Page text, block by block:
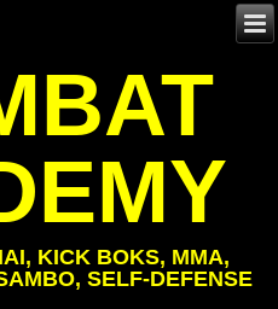
KICK BOKS, MMA,
SELF-DEFENSE